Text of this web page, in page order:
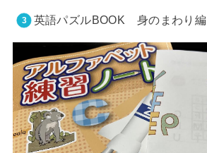
英語パズルBOOK 身のまわり編